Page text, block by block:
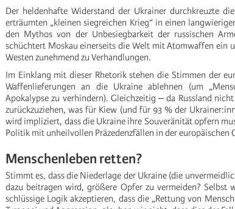
Der heldenhafte Widerstand der Ukrainer durchkreuzte
erträumten „kleinen siegreichen Krieg“ in einen
den Mythos von der Unbesiegbarkeit der russischen
schüchtert Moskau einerseits die Welt mit Atomwaffen ein
Westen zunehmend zu Verhandlungen.
Im Einklang mit dieser Rhetorik stehen die Stimmen der
Waffenlieferungen an die Ukraine ablehnen (um
Apokalypse zu verhindern). Gleichzeitig ‒ da Russland
zurückzuziehen, was für Kiew (und für 93 % der
wird impliziert, dass die Ukraine ihre Souveränität opfern
Politik mit unheilvollen Präzedenzfällen in der europäischen
Menschenleben retten?
Stimmt es, dass die Niederlage der Ukraine (die
dazu beitragen wird, größere Opfer zu vermeiden?
schlüssige Logik akzeptieren, dass die „Rettung von